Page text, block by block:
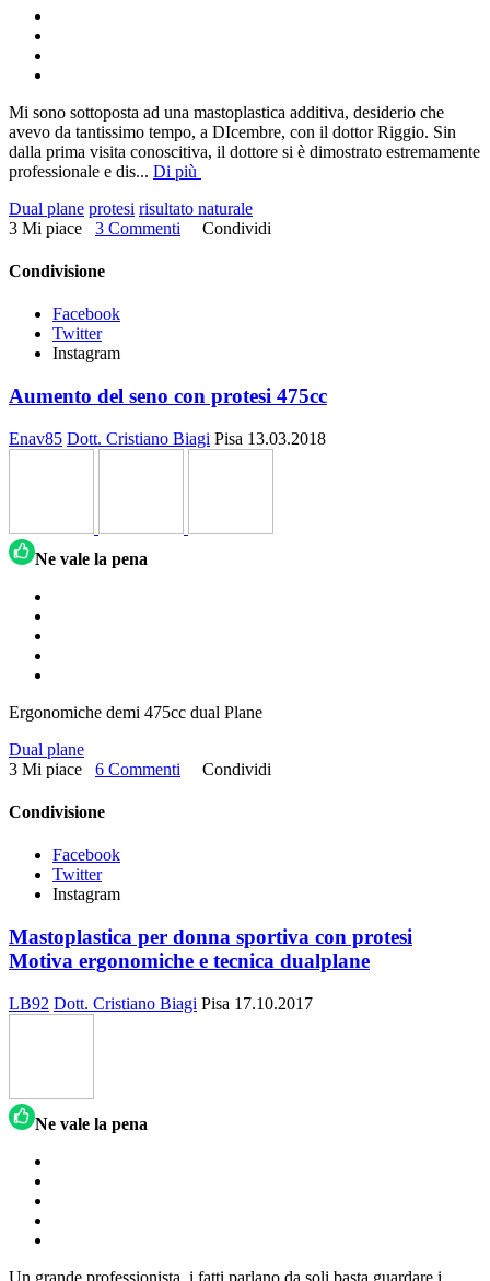
Mi sono sottoposta ad una mastoplastica additiva, desiderio che
avevo da tantissimo tempo, a DIcembre, con il dottor Riggio. Sin
dalla prima visita conoscitiva, il dottore si è dimostrato estremamente
professionale e dis... Di più
Dual plane protesi risultato naturale
3 Mi piace 3 Commenti Condividi
Condivisione
Facebook
Twitter
Instagram
Aumento del seno con protesi 475cc
Enav85 Dott. Cristiano Biagi Pisa 13.03.2018
Ne vale la pena
Ergonomiche demi 475cc dual Plane
Dual plane
3 Mi piace 6 Commenti Condividi
Condivisione
Facebook
Twitter
Instagram
Mastoplastica per donna sportiva con protesi
Motiva ergonomiche e tecnica dualplane
LB92 Dott. Cristiano Biagi Pisa 17.10.2017
Ne vale la pena
Un grande professionista, i fatti parlano da soli basta guardare i